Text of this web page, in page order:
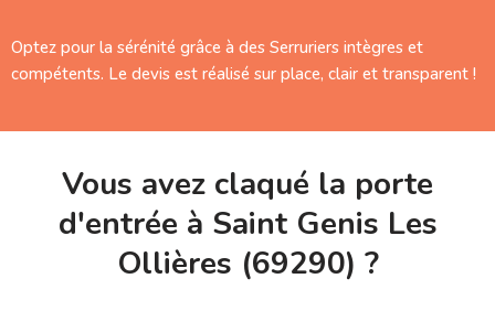
Optez pour la sérénité grâce à des Serruriers intègres et
compétents. Le devis est réalisé sur place, clair et transparent !
Vous avez claqué la porte
d'entrée à Saint Genis Les
Ollières (69290) ?